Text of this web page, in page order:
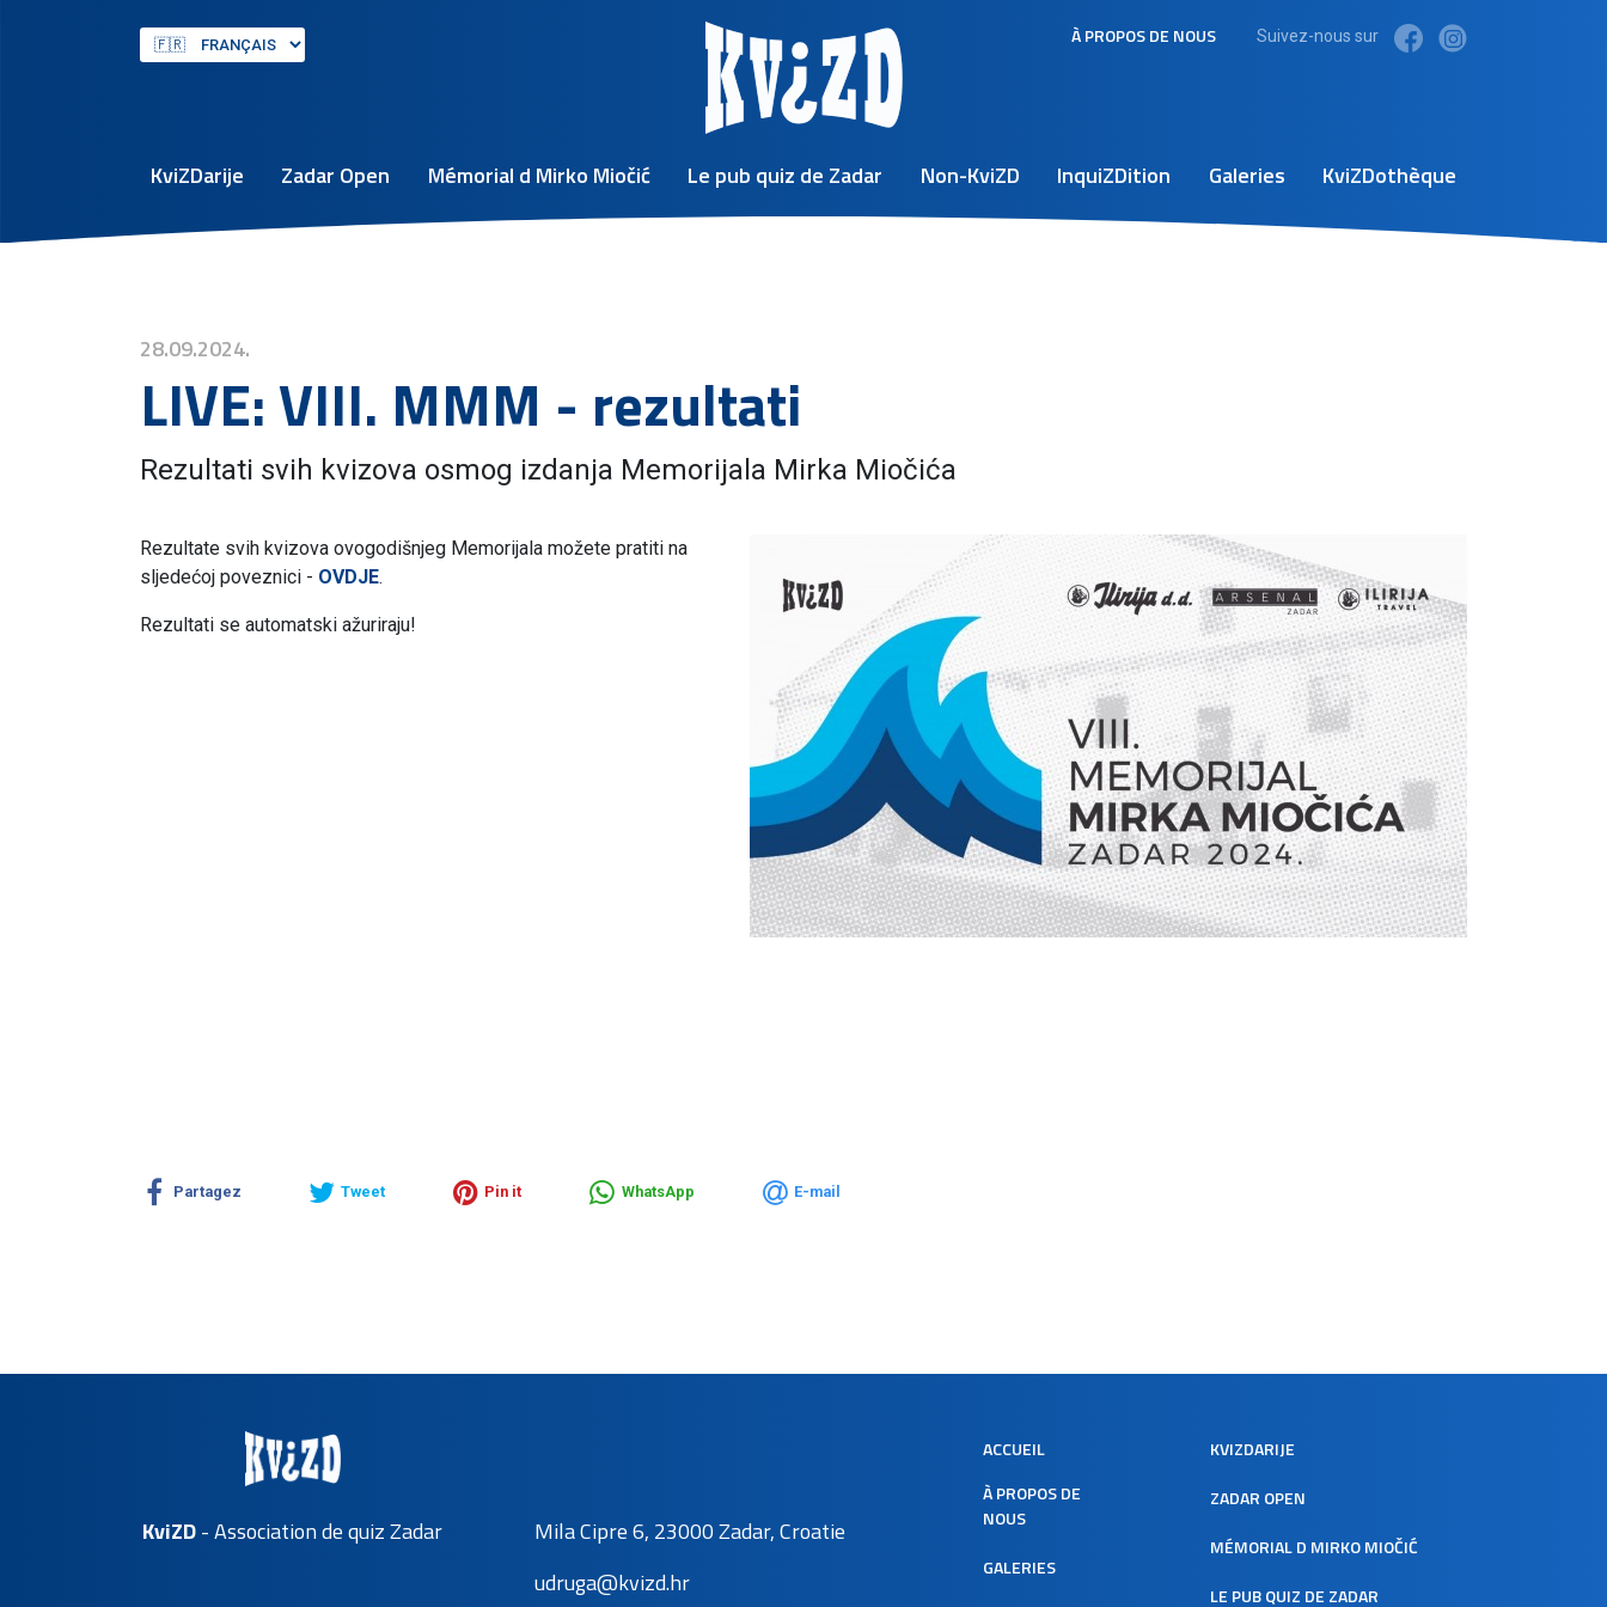
À PROPOS DE NOUS Suivez-nous sur
KviZDarije Zadar Open Mémorial d Mirko Miočić Le pub quiz de Zadar Non-KviZD InquiZDition Galeries KviZDothèque
28.09.2024.
LIVE: VIII. MMM - rezultati
Rezultati svih kvizova osmog izdanja Memorijala Mirka Miočića
Rezultate svih kvizova ovogodišnjeg Memorijala možete pratiti na
sljedećoj poveznici - OVDJE.
Rezultati se automatski ažuriraju!
Partagez Tweet Pin it WhatsApp E-mail
KviZD- Association de quiz Zadar
Mila Cipre 6, 23000 Zadar, Croatie
udruga@kvizd.hr
ACCUEIL
À PROPOS DE
NOUS
GALERIES
KVIZDARIJE
ZADAR OPEN
MÉMORIAL D MIRKO MIOČIĆ
LE PUB QUIZ DE ZADAR